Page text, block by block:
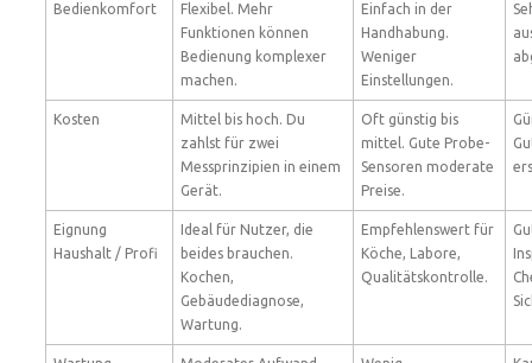
Bedienkomfort
Flexibel. Mehr
Funktionen können
Bedienung komplexer
machen.
Einfach in der
Handhabung.
Weniger
Einstellungen.
Kosten
Mittel bis hoch. Du
zahlst für zwei
Messprinzipien in einem
Gerät.
Oft günstig bis
mittel. Gute Probe-
Sensoren moderate
Preise.
Eignung
Haushalt / Profi
Ideal für Nutzer, die
beides brauchen.
Kochen,
Gebäudediagnose,
Wartung.
Empfehlenswert für
Köche, Labore,
Qualitätskontrolle.